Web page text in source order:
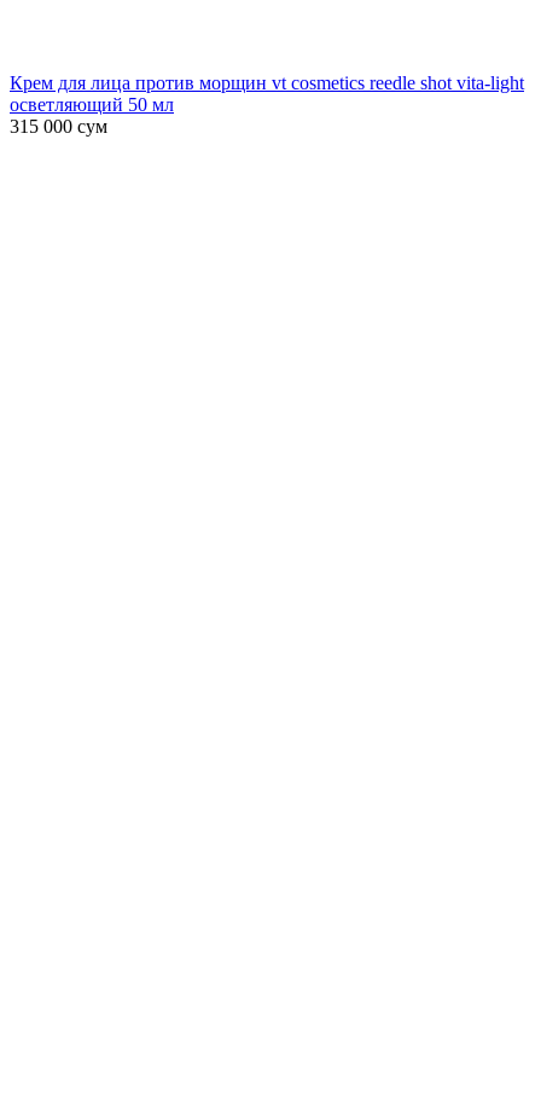
Крем для лица против морщин vt cosmetics reedle shot vita-light
осветляющий 50 мл
315 000 сум